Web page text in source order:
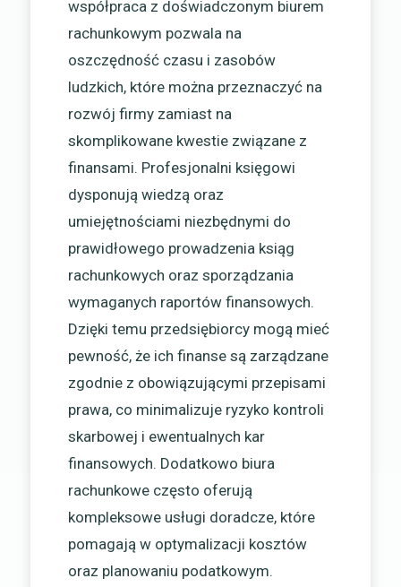
współpraca z doświadczonym biurem
rachunkowym pozwala na
oszczędność czasu i zasobów
ludzkich, które można przeznaczyć na
rozwój firmy zamiast na
skomplikowane kwestie związane z
finansami. Profesjonalni księgowi
dysponują wiedzą oraz
umiejętnościami niezbędnymi do
prawidłowego prowadzenia ksiąg
rachunkowych oraz sporządzania
wymaganych raportów finansowych.
Dzięki temu przedsiębiorcy mogą mieć
pewność, że ich finanse są zarządzane
zgodnie z obowiązującymi przepisami
prawa, co minimalizuje ryzyko kontroli
skarbowej i ewentualnych kar
finansowych. Dodatkowo biura
rachunkowe często oferują
kompleksowe usługi doradcze, które
pomagają w optymalizacji kosztów
oraz planowaniu podatkowym.